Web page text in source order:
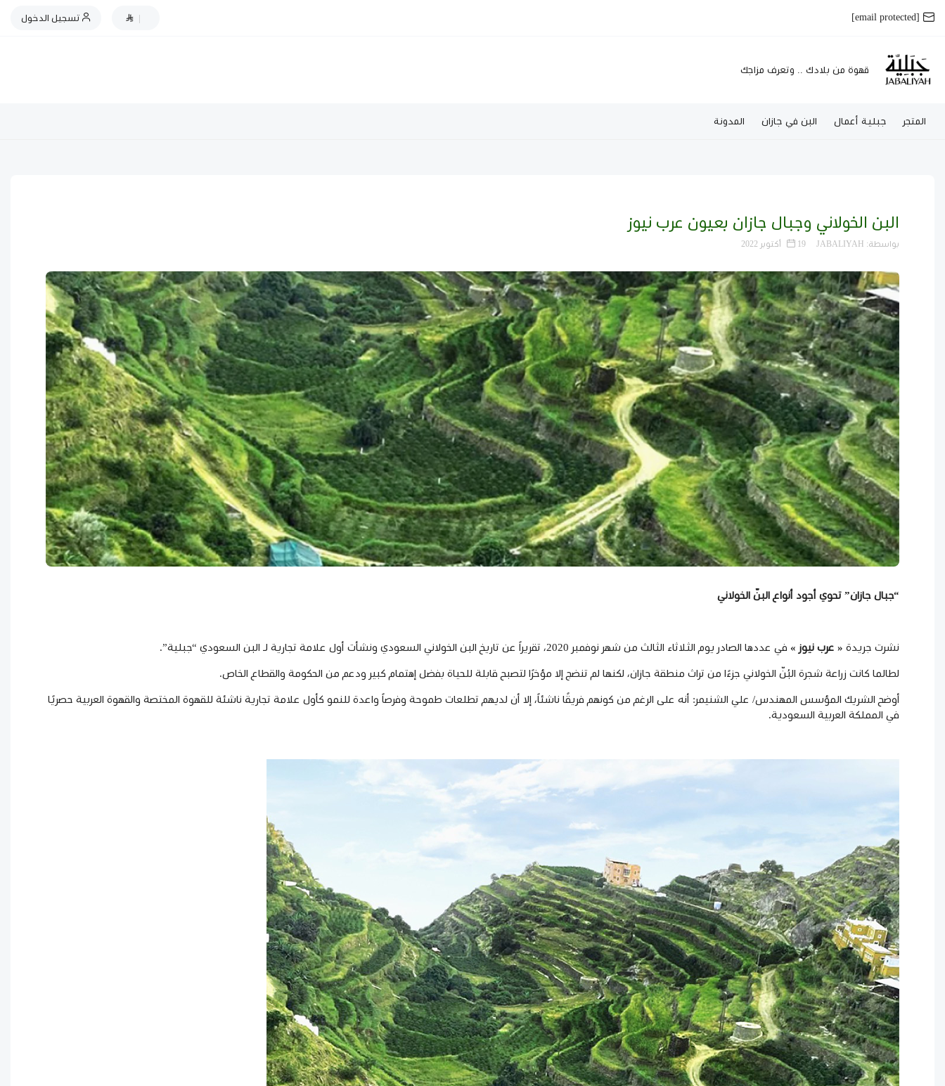
[email protected]
| تسجيل الدخول
قهوة من بلادك .. وتعرف مزاجك
المتجر جبلية أعمال البن في جازان المدونة
البن الخولاني وجبال جازان بعيون عرب نيوز
بواسطة: JABALIYAH 19 أكتوبر 2022
“جبال جازان” تحوي أجود أنواع البنّ الخولاني
نشرت جريدة « عرب نيوز » في عددها الصادر يوم الثلاثاء الثالث من شهر نوفمبر 2020، تقريراً عن تاريخ البن الخولاني السعودي ونشأت أول علامة تجارية لـ البن السعودي “جبلية”.
لطالما كانت زراعة شجرة البُنّ الخولاني جزءًا من تراث منطقة جازان، لكنها لم تنضج إلا مؤخرًا لتصبح قابلة للحياة بفضل إهتمام كبير ودعم من الحكومة والقطاع الخاص.
أوضح الشريك المؤسس المهندس/ علي الشنيمر: أنه على الرغم من كونهم فريقًا ناشئاً، إلا أن لديهم تطلعات طموحة وفرصاً واعدة للنمو كأول علامة تجارية ناشئة للقهوة المختصة والقهوة العربية حصريًا
في المملكة العربية السعودية.